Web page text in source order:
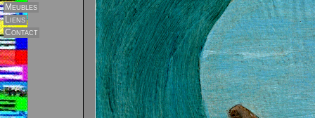
Meubles
Liens
Contact